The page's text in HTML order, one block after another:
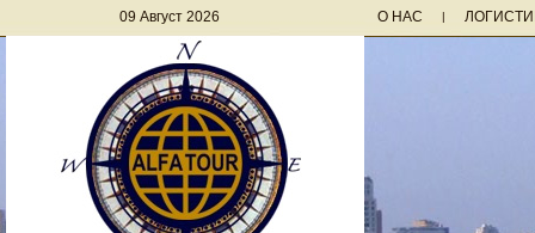
09 Август 2026 О НАС |